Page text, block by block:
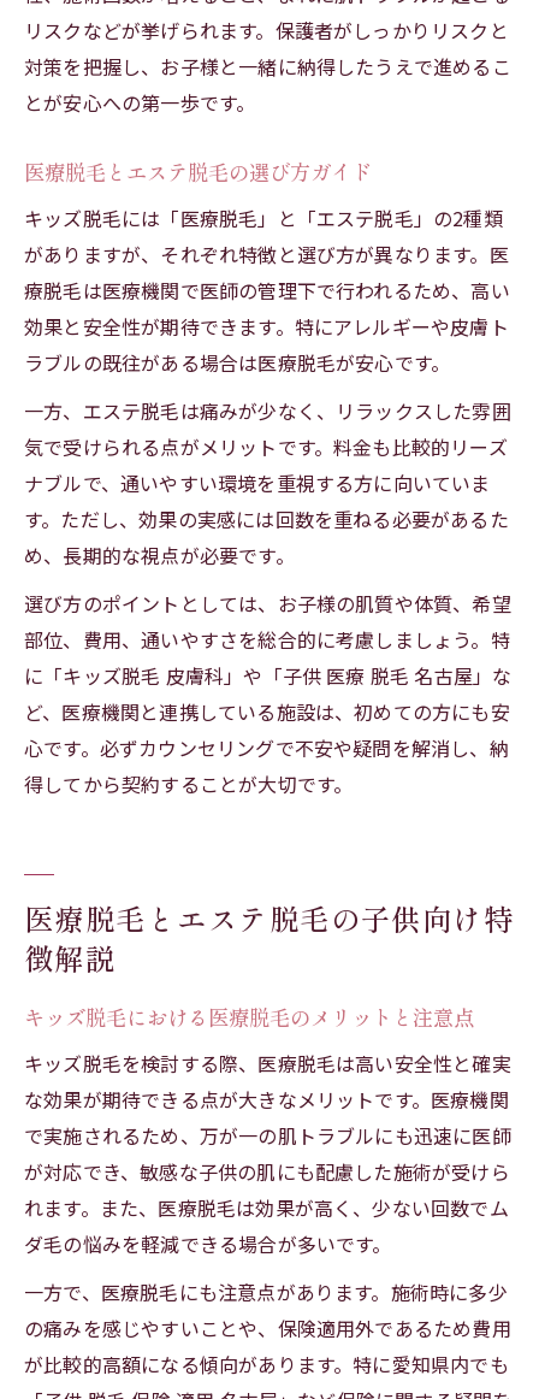
リスクなどが挙げられます。保護者がしっかりリスクと
対策を把握し、お子様と一緒に納得したうえで進めるこ
とが安心への第一歩です。
医療脱毛とエステ脱毛の選び方ガイド
キッズ脱毛には「医療脱毛」と「エステ脱毛」の2種類
がありますが、それぞれ特徴と選び方が異なります。医
療脱毛は医療機関で医師の管理下で行われるため、高い
効果と安全性が期待できます。特にアレルギーや皮膚ト
ラブルの既往がある場合は医療脱毛が安心です。
一方、エステ脱毛は痛みが少なく、リラックスした雰囲
気で受けられる点がメリットです。料金も比較的リーズ
ナブルで、通いやすい環境を重視する方に向いていま
す。ただし、効果の実感には回数を重ねる必要があるた
め、長期的な視点が必要です。
選び方のポイントとしては、お子様の肌質や体質、希望
部位、費用、通いやすさを総合的に考慮しましょう。特
に「キッズ脱毛 皮膚科」や「子供 医療 脱毛 名古屋」な
ど、医療機関と連携している施設は、初めての方にも安
心です。必ずカウンセリングで不安や疑問を解消し、納
得してから契約することが大切です。
医療脱毛とエステ脱毛の子供向け特
徴解説
キッズ脱毛における医療脱毛のメリットと注意点
キッズ脱毛を検討する際、医療脱毛は高い安全性と確実
な効果が期待できる点が大きなメリットです。医療機関
で実施されるため、万が一の肌トラブルにも迅速に医師
が対応でき、敏感な子供の肌にも配慮した施術が受けら
れます。また、医療脱毛は効果が高く、少ない回数でム
ダ毛の悩みを軽減できる場合が多いです。
一方で、医療脱毛にも注意点があります。施術時に多少
の痛みを感じやすいことや、保険適用外であるため費用
が比較的高額になる傾向があります。特に愛知県内でも